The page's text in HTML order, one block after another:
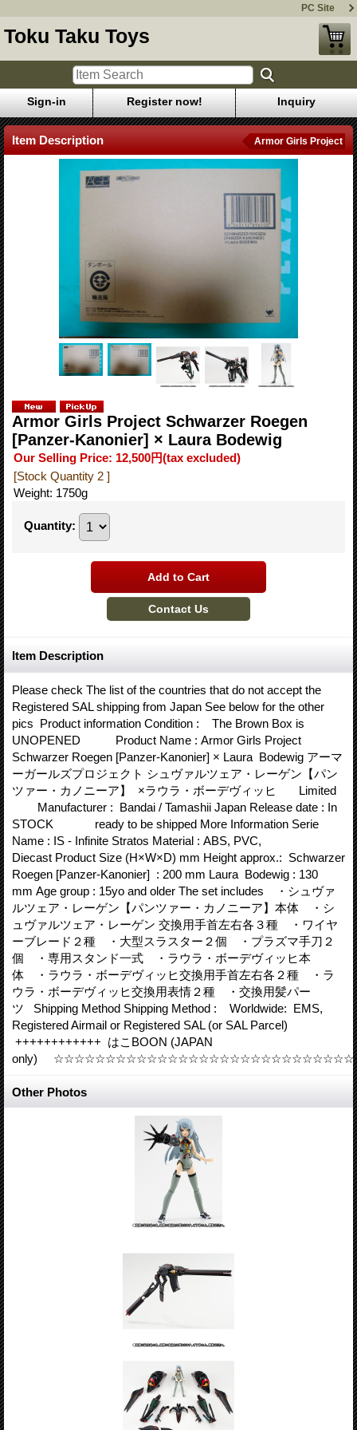
PC Site
Toku Taku Toys
Sign-in Register now! Inquiry
Item Description Armor Girls Project
Armor Girls Project Schwarzer Roegen
[Panzer-Kanonier] × Laura Bodewig
Our Selling Price: 12,500円(tax excluded)
[Stock Quantity 2 ]
Weight: 1750g
Quantity:
Item Description
Please check The list of the countries that do not accept the
Registered SAL shipping from Japan See below for the other
pics Product information Condition : The Brown Box is
UNOPENED Product Name : Armor Girls Project
Schwarzer Roegen [Panzer-Kanonier] × Laura Bodewig アーマ
ーガールズプロジェクト シュヴァルツェア・レーゲン【パン
ツァー・カノニーア】 ×ラウラ・ボーデヴィッヒ Limited
Manufacturer : Bandai / Tamashii Japan Release date : In
STOCK ready to be shipped More Information Serie
Name : IS - Infinite Stratos Material : ABS, PVC,
Diecast Product Size (H×W×D) mm Height approx.: Schwarzer
Roegen [Panzer-Kanonier] : 200 mm Laura Bodewig : 130
mm Age group : 15yo and older The set includes ・シュヴァ
ルツェア・レーゲン【パンツァー・カノニーア】本体 ・シ
ュヴァルツェア・レーゲン 交換用手首左右各３種 ・ワイヤ
ーブレード２種 ・大型スラスター２個 ・プラズマ手刀２
個 ・専用スタンド一式 ・ラウラ・ボーデヴィッヒ本
体 ・ラウラ・ボーデヴィッヒ交換用手首左右各２種 ・ラ
ウラ・ボーデヴィッヒ交換用表情２種 ・交換用髪パー
ツ Shipping Method Shipping Method : Worldwide: EMS,
Registered Airmail or Registered SAL (or SAL Parcel)
++++++++++++ はこBOON (JAPAN
only)
Other Photos